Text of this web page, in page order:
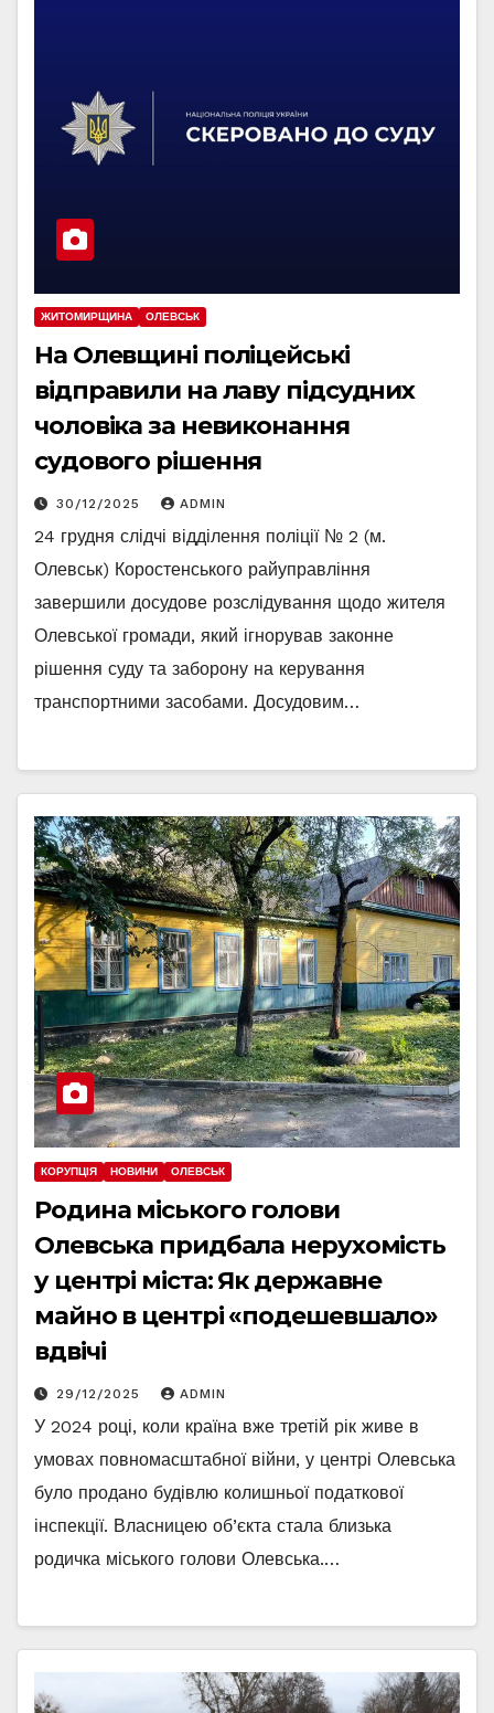
ЖИТОМИРЩИНА ОЛЕВСЬК
На Олевщині поліцейські
відправили на лаву підсудних
чоловіка за невиконання
судового рішення
30/12/2025 ADMIN
24 грудня слідчі відділення поліції № 2 (м.
Олевськ) Коростенського райуправління
завершили досудове розслідування щодо жителя
Олевської громади, який ігнорував законне
рішення суду та заборону на керування
транспортними засобами. Досудовим…
КОРУПЦІЯ НОВИНИ ОЛЕВСЬК
Родина міського голови
Олевська придбала нерухомість
у центрі міста: Як державне
майно в центрі «подешевшало»
вдвічі
29/12/2025 ADMIN
У 2024 році, коли країна вже третій рік живе в
умовах повномасштабної війни, у центрі Олевська
було продано будівлю колишньої податкової
інспекції. Власницею об’єкта стала близька
родичка міського голови Олевська.…